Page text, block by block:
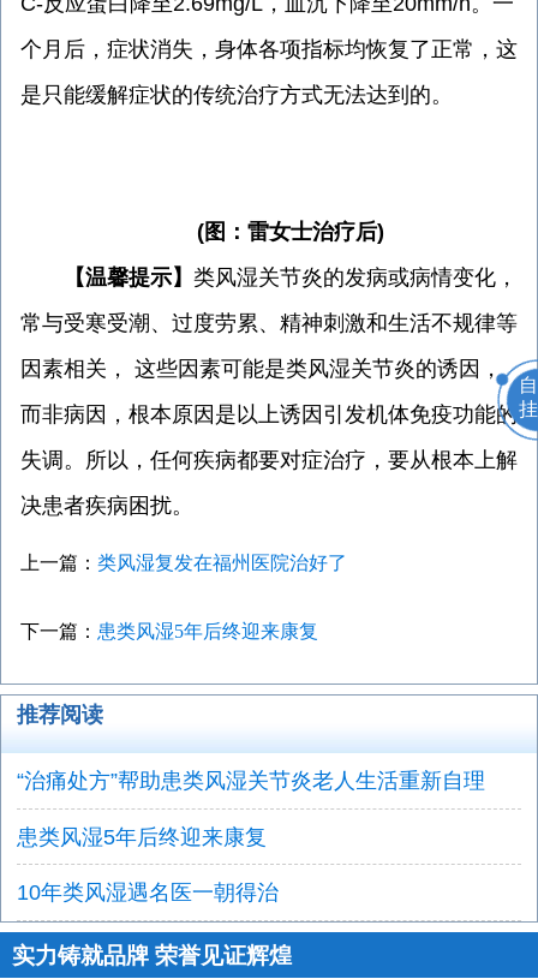
个月后，症状消失，身体各项指标均恢复了正常，这
是只能缓解症状的传统治疗方式无法达到的。
(图：雷女士治疗后)
【温馨提示】 类风湿关节炎的发病或病情变化，
常与受寒受潮、过度劳累、精神刺激和生活不规律等
因素相关， 这些因素可能是类风湿关节炎的诱因，
而非病因，根本原因是以上诱因引发机体免疫功能的
失调。所以，任何疾病都要对症治疗，要从根本上解
决患者疾病困扰。
上一篇： 类风湿复发在福州医院治好了
下一篇： 患类风湿5年后终迎来康复
推荐阅读
“治痛处方”帮助患类风湿关节炎老人生活重新自理
患类风湿5年后终迎来康复
10年类风湿遇名医一朝得治
实力铸就品牌 荣誉见证辉煌